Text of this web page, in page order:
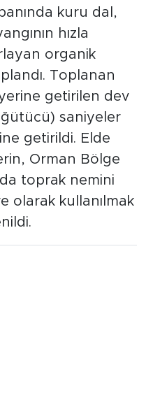
kuru dal,
hızla
organik
Toplanan
getirilen dev
saniyeler
getirildi. Elde
Orman Bölge
toprak nemini
olarak kullanılmak